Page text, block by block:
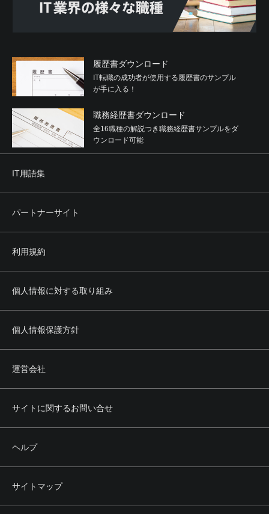
履歴書ダウンロード
IT転職の成功者が使用する履歴書のサンプル
が手に入る！
職務経歴書ダウンロード
全16職種の解説つき職務経歴書サンプルをダ
ウンロード可能
IT用語集
パートナーサイト
利用規約
個人情報に対する取り組み
個人情報保護方針
運営会社
サイトに関するお問い合せ
ヘルプ
サイトマップ